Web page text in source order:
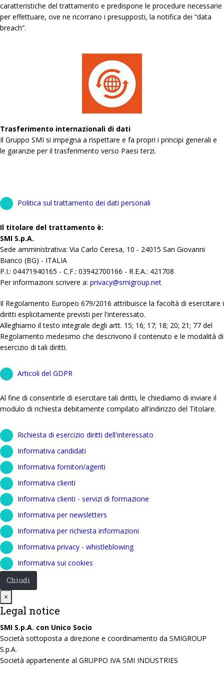
caratteristiche del trattamento e predispone le procedure necessarie
per effettuare, ove ne ricorrano i presupposti, la notifica dei “data
breach”.
Trasferimento internazionali di dati
Il Gruppo SMI si impegna a rispettare e fa propri i principi generali e
le garanzie per il trasferimento verso Paesi terzi.
Politica sul trattamento dei dati personali
Il titolare del trattamento è:
SMI S.p.A.
Sede amministrativa: Via Carlo Ceresa, 10 - 24015 San Giovanni
Bianco (BG) - ITALIA
P.I.: 04471940165 - C.F.: 03942700166 - R.E.A.: 421708
Per informazioni scrivere a: privacy@smigroup.net
Il Regolamento Europeo 679/2016 attribuisce la facoltà di esercitare i
diritti esplicitamente previsti per l'interessato.
Alleghiamo il testo integrale degli artt. 15; 16; 17; 18; 20; 21; 77 del
Regolamento medesimo che descrivono il contenuto e le modalità di
esercizio di tali diritti.
Articoli del GDPR
Al fine di consentirle di esercitare tali diritti, le chiediamo di inviare il
modulo di richiesta debitamente compilato all'indirizzo del Titolare.
Richiesta di esercizio diritti dell'interessato
Informativa candidati
Informativa fornitori/agenti
Informativa clienti
Informativa clienti - servizi di formazione
Informativa per newsletters
Informativa per richiesta informazioni
Informativa privacy - whistleblowing
Informativa sui cookies
Chiudi
×
Legal notice
SMI S.p.A. con Unico Socio
Società sottoposta a direzione e coordinamento da SMIGROUP
S.p.A.
Società appartenente al GRUPPO IVA SMI INDUSTRIES